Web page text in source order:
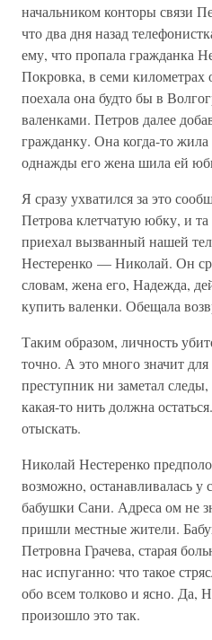
начальником конторы связи
что два дня назад
ему, что пропала гражданка
Покровка, в семи километрах
поехала она будто бы в
валенками. Петров далее
гражданку. Она когда-то
однажды его жена шила ей
Я сразу ухватился за это
Петрова клетчатую юбку, и та
приехал вызванный нашей
Нестеренко — Николай. Он
словам, жена его, Надежда,
купить валенки. Обещала
Таким образом, личность
точно. А это много значит
преступник ни заметал
какая-то нить должна
отыскать.
Николай Нестеренко
возможно, останавливалась
бабушки Сани. Адреса ом не
пришли местные жители.
Петровна Грачева, старая
нас испуганно: что такое
обо всем толково и ясно. Да,
произошло это так.